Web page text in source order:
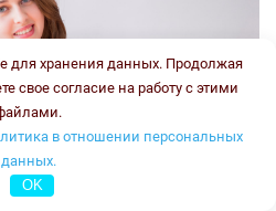
для хранения данных. Продолжая
свое согласие на работу с этими
в отношении персональных
данных.
OK